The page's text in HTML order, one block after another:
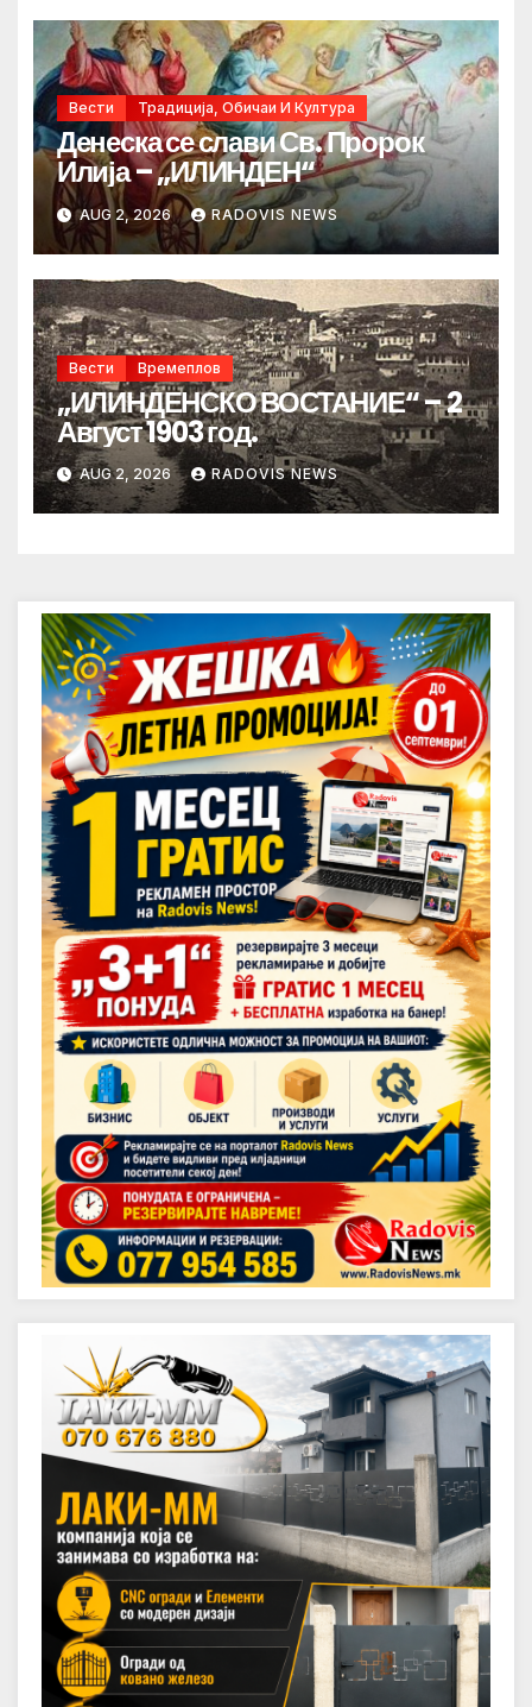
Вести Традиција, Обичаи И Култура
Денеска се слави Св. Пророк
Илија – „ИЛИНДЕН“
AUG 2, 2026 RADOVIS NEWS
Вести Времеплов
„ИЛИНДЕНСКО ВОСТАНИЕ“ – 2
Август 1903 год.
AUG 2, 2026 RADOVIS NEWS